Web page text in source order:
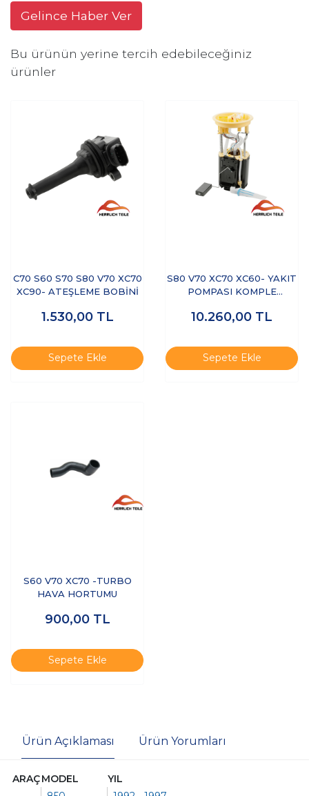
Gelince Haber Ver
Bu ürünün yerine tercih edebileceğiniz
ürünler
C70 S60 S70 S80 V70 XC70
XC90- ATEŞLEME BOBİNİ
1.530,00 TL
Sepete Ekle
S80 V70 XC70 XC60- YAKIT
POMPASI KOMPLE
10.260,00 TL
Sepete Ekle
S60 V70 XC70 -TURBO
HAVA HORTUMU
900,00 TL
Sepete Ekle
Ürün Açıklaması Ürün Yorumları
ARAÇMODEL
YIL